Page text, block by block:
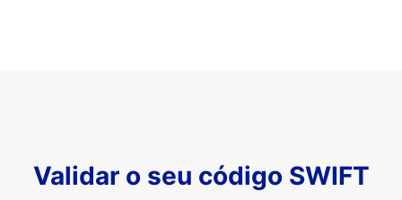
Validar o seu código SWIFT